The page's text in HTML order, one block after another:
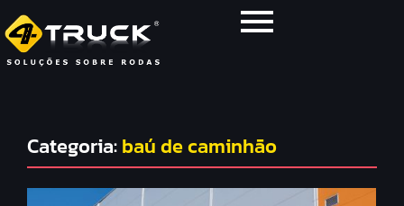
Categoria:baú de caminhão